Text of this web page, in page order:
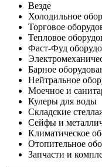
Везде
Холодильное
Торговое
Тепловое
Фаст-Фуд
Барное
Нейтральное
Моечное и
Кулеры для воды
Складские
Сейфы и
Климатическое
Отопительное
Запчасти и